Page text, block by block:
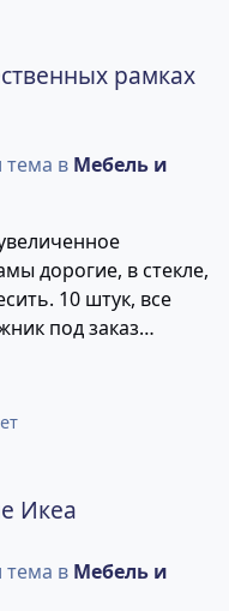
рамках
тема в Мебель и
дорогие, в стекле,
все
под заказ
стены где
Икеа
тема в Мебель и